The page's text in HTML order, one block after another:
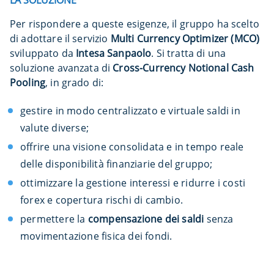
Per rispondere a queste esigenze, il gruppo ha scelto
di adottare il servizio Multi Currency Optimizer (MCO)
sviluppato da Intesa Sanpaolo. Si tratta di una
soluzione avanzata di Cross-Currency Notional Cash
Pooling, in grado di:
gestire in modo centralizzato e virtuale saldi in
valute diverse;
offrire una visione consolidata e in tempo reale
delle disponibilità finanziarie del gruppo;
ottimizzare la gestione interessi e ridurre i costi
forex e copertura rischi di cambio.
permettere la compensazione dei saldi senza
movimentazione fisica dei fondi.